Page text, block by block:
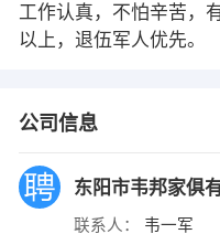
工作认真，不怕辛苦，
以上，退伍军人优先。
公司信息
东阳市韦邦家俱
联系人： 韦一军